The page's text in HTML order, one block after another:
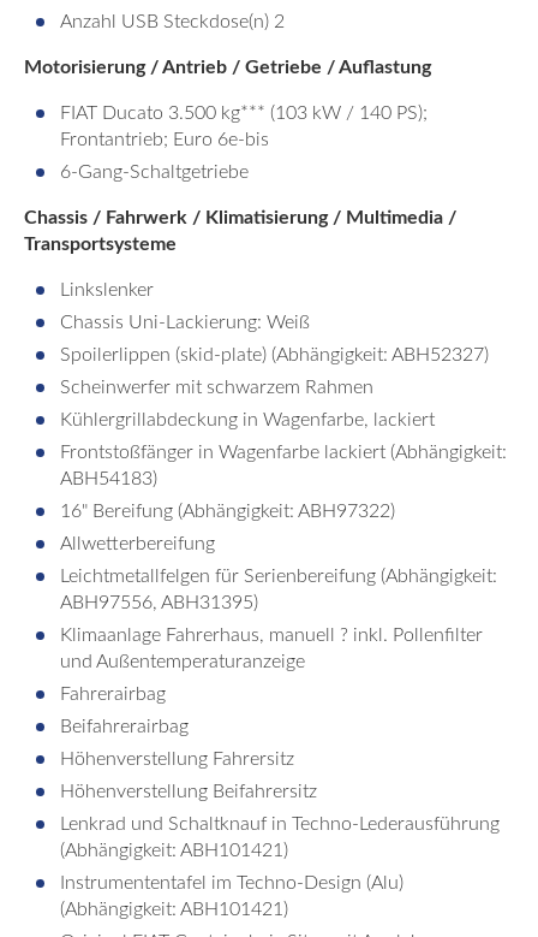
Anzahl USB Steckdose(n) 2
Motorisierung / Antrieb / Getriebe / Auflastung
FIAT Ducato 3.500 kg*** (103 kW / 140 PS);
Frontantrieb; Euro 6e-bis
6-Gang-Schaltgetriebe
Chassis / Fahrwerk / Klimatisierung / Multimedia /
Transportsysteme
Linkslenker
Chassis Uni-Lackierung: Weiß
Spoilerlippen (skid-plate) (Abhängigkeit: ABH52327)
Scheinwerfer mit schwarzem Rahmen
Kühlergrillabdeckung in Wagenfarbe, lackiert
Frontstoßfänger in Wagenfarbe lackiert (Abhängigkeit:
ABH54183)
16" Bereifung (Abhängigkeit: ABH97322)
Allwetterbereifung
Leichtmetallfelgen für Serienbereifung (Abhängigkeit:
ABH97556, ABH31395)
Klimaanlage Fahrerhaus, manuell ? inkl. Pollenfilter
und Außentemperaturanzeige
Fahrerairbag
Beifahrerairbag
Höhenverstellung Fahrersitz
Höhenverstellung Beifahrersitz
Lenkrad und Schaltknauf in Techno-Lederausführung
(Abhängigkeit: ABH101421)
Instrumententafel im Techno-Design (Alu)
(Abhängigkeit: ABH101421)